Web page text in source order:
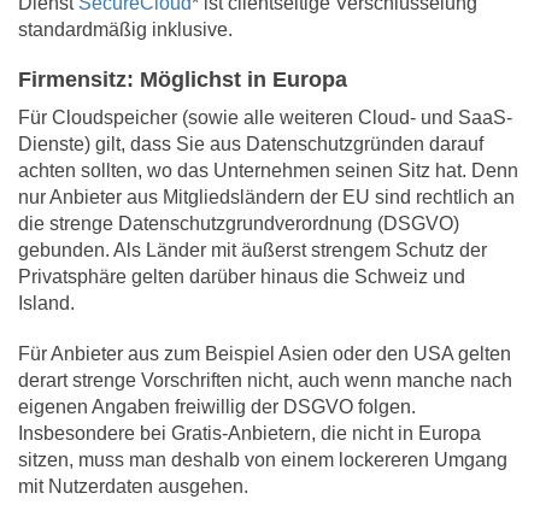
standardmäßig inklusive.
Firmensitz: Möglichst in Europa
Für Cloudspeicher (sowie alle weiteren Cloud- und SaaS-
Dienste) gilt, dass Sie aus Datenschutzgründen darauf
achten sollten, wo das Unternehmen seinen Sitz hat. Denn
nur Anbieter aus Mitgliedsländern der EU sind rechtlich an
die strenge Datenschutzgrundverordnung (DSGVO)
gebunden. Als Länder mit äußerst strengem Schutz der
Privatsphäre gelten darüber hinaus die Schweiz und
Island.
Für Anbieter aus zum Beispiel Asien oder den USA gelten
derart strenge Vorschriften nicht, auch wenn manche nach
eigenen Angaben freiwillig der DSGVO folgen.
Insbesondere bei Gratis-Anbietern, die nicht in Europa
sitzen, muss man deshalb von einem lockereren Umgang
mit Nutzerdaten ausgehen.